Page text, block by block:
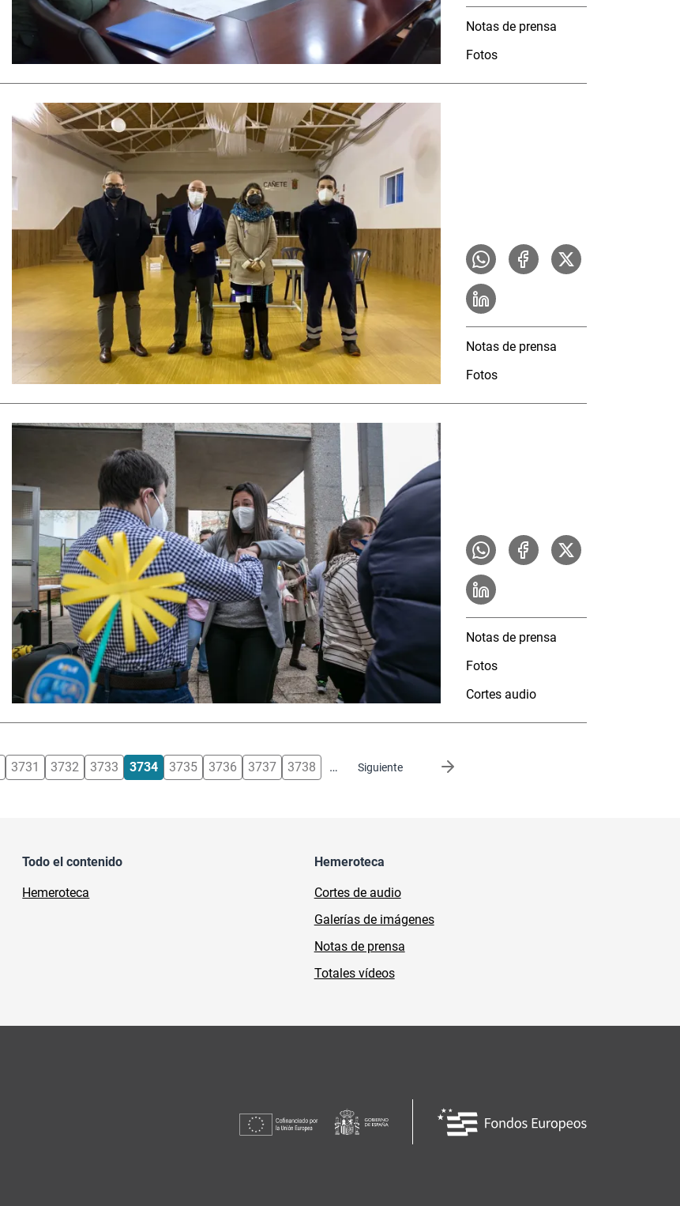
Notas de prensa
Fotos
Notas de prensa
Fotos
Notas de prensa
Fotos
Cortes audio
3731 3732 3733 3734 3735 3736 3737 3738 … Siguiente
Siguiente página
Todo el contenido
Hemeroteca
Hemeroteca
Cortes de audio
Galerías de imágenes
Notas de prensa
Totales vídeos